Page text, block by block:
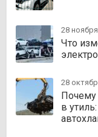
28 ноября
Что
28
Почему
в